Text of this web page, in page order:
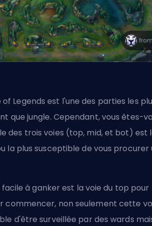
of Legends est l'une des parties les
que jungle. Cependant, vous êtes-
des trois voies (top, mid, et bot) est
la plus susceptible de vous procurer
facile à ganker est la voie du top pour
commencer, non seulement cette
d'être surveillée par des wards